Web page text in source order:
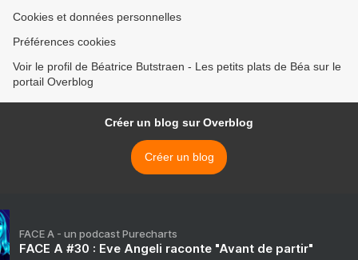
Cookies et données personnelles
Préférences cookies
Voir le profil de Béatrice Butstraen - Les petits plats de Béa sur le
portail Overblog
Créer un blog sur Overblog
Créer un blog
FACE A - un podcast Purecharts
FACE A #30 : Eve Angeli raconte "Avant de partir"